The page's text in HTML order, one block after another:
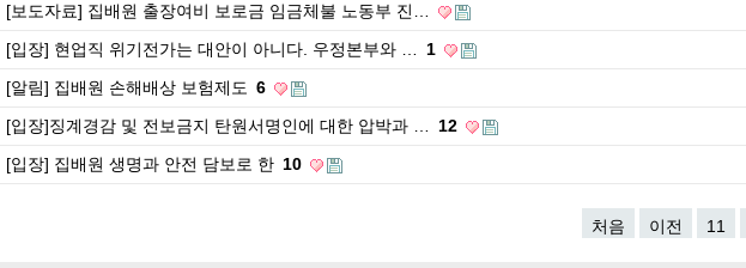
[보도자료] 집배원 출장여비 보로금 임금체불 노동부 진…
[입장] 현업직 위기전가는 대안이 아니다. 우정본부와 …
1
[알림] 집배원 손해배상 보험제도 6
[입장]징계경감 및 전보금지 탄원서명인에 대한 압박과 …
12
[입장] 집배원 생명과 안전 담보로 한 10
처음 이전 11